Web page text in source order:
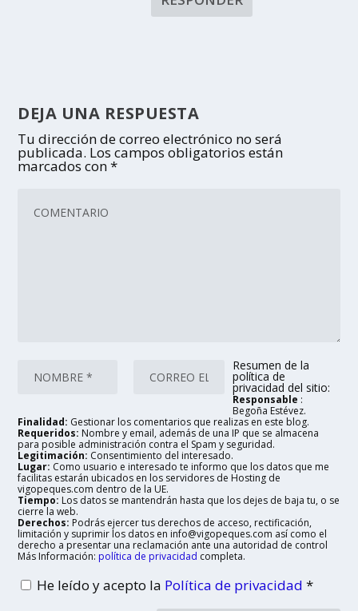
DEJA UNA RESPUESTA
Tu dirección de correo electrónico no será
publicada. Los campos obligatorios están
marcados con*
Resumen de la
política de
privacidad del sitio:
Responsable :
Begoña Estévez.
Finalidad: Gestionar los comentarios que realizas en este blog.
Requeridos: Nombre y email, además de una IP que se almacena
para posible administración contra el Spam y seguridad.
Legitimación: Consentimiento del interesado.
Lugar: Como usuario e interesado te informo que los datos que me
facilitas estarán ubicados en los servidores de Hosting de
vigopeques.com dentro de la UE.
Tiempo: Los datos se mantendrán hasta que los dejes de baja tu, o se
cierre la web.
Derechos: Podrás ejercer tus derechos de acceso, rectificación,
limitación y suprimir los datos en info@vigopeques.com así como el
derecho a presentar una reclamación ante una autoridad de control
Más Información: política de privacidad completa.
He leído y acepto la Política de privacidad*